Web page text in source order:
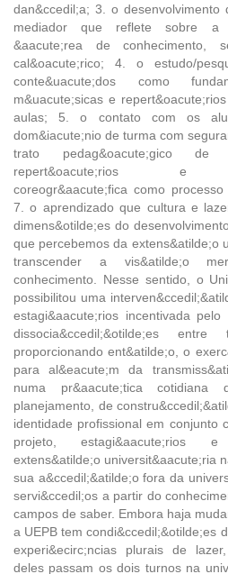
dan&ccedil;a; 3. o
mediador que reflete sobre a
&aacute;rea de conhecimento,
cal&oacute;rico; 4. o estudo/
conte&uacute;dos como
m&uacute;sicas e
aulas; 5. o contato com os
dom&iacute;nio de turma com
trato pedag&oacute;gico de
repert&oacute;rios e
coreogr&aacute;fica como
7. o aprendizado que cultura e
dimens&otilde;es do
que percebemos da extens&atilde;o
transcender a vis&atilde;o
conhecimento. Nesse sentido, o
possibilitou uma
estagi&aacute;rios incentivada pelo
dissocia&ccedil;&otilde;es
proporcionando ent&atilde;o, o
para al&eacute;m da
numa pr&aacute;tica cotidiana
planejamento, de
identidade profissional em conjunto
projeto, estagi&aacute;rios
extens&atilde;o universit&aacute;ria
sua a&ccedil;&atilde;o fora da
servi&ccedil;os a partir do
campos de saber. Embora haja
a UEPB tem condi&ccedil;&otilde;es
experi&ecirc;ncias plurais de
deles passam os dois turnos na